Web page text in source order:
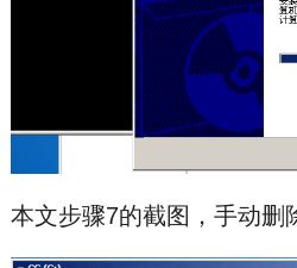
本文步骤7的截图，手动删